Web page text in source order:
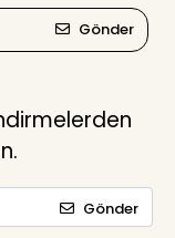
Gönder
Gönder